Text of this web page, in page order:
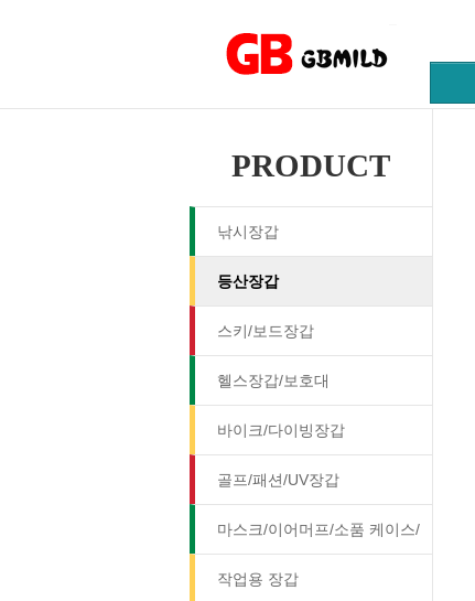
PRODUCT
낚시장갑
등산장갑
스키/보드장갑
헬스장갑/보호대
바이크/다이빙장갑
골프/패션/UV장갑
마스크/이어머프/소품 케이스/
방석
작업용 장갑